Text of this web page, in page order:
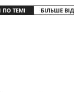
ПО ТЕМІ БІЛЬШЕ